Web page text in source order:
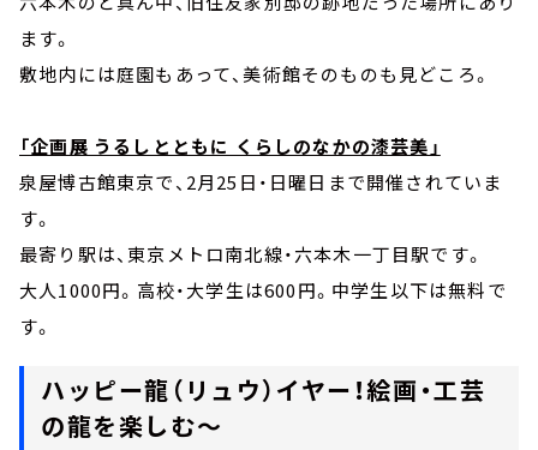
ます。
敷地内には庭園もあって、美術館そのものも見どころ。
「企画展 うるしとともに くらしのなかの漆芸美」
泉屋博古館東京で、2月25日・日曜日まで開催されていま
す。
最寄り駅は、東京メトロ南北線・六本木一丁目駅です。
大人1000円。高校・大学生は600円。中学生以下は無料で
す。
ハッピー龍（リュウ）イヤー！絵画・工芸
の龍を楽しむ～